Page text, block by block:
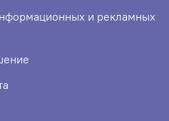
и рекламных